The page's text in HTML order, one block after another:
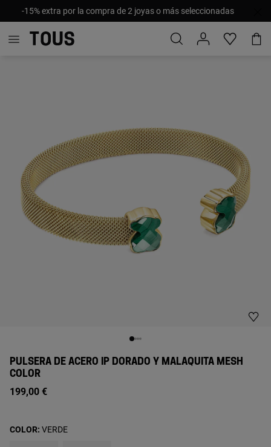
-15% extra por la compra de 2 joyas o más seleccionadas
PULSERA DE ACERO IP DORADO Y MALAQUITA MESH
COLOR
199,00 €
COLOR: VERDE